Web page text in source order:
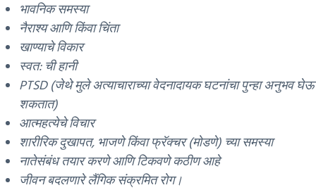
भावनिक समस्या
नैराश्य आणि किंवा चिंता
खाण्याचे विकार
स्वत: ची हानी
PTSD (जेथे मुले अत्याचाराच्या वेदनादायक घटनांचा पुन्हा अनुभव घेऊ
शकतात)
आत्महत्येचे विचार
शारीरिक दुखापत, भाजणे किंवा फ्रॅक्चर (मोडणे) च्या समस्या
नातेसंबंध तयार करणे आणि टिकवणे कठीण आहे
जीवन बदलणारे लैंगिक संक्रमित रोग।